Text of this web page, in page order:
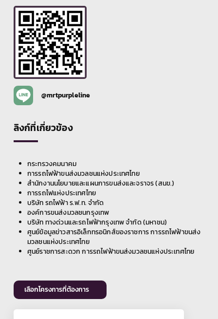
@mrtpurpleline
ลิงก์ที่เกี่ยวข้อง
กระทรวงคมนาคม
การรถไฟฟ้าขนส่งมวลชนแห่งประเทศไทย
สำนักงานนโยบายและแผนการขนส่งและจราจร (สนข.)
การรถไฟแห่งประเทศไทย
บริษัท รถไฟฟ้า ร.ฟ.ท. จำกัด
องค์การขนส่งมวลชนกรุงเทพ
บริษัท ทางด่วนและรถไฟฟ้ากรุงเทพ จำกัด (มหาชน)
ศูนย์ข้อมูลข่าวสารอิเล็กทรอนิกส์ของราชการ การรถไฟฟ้าขนส่ง
มวลชนแห่งประเทศไทย
ศูนย์ราชการสะดวก การรถไฟฟ้าขนส่งมวลชนแห่งประเทศไทย
เลือกโครงการที่ต้องการ